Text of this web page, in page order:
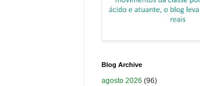
Blog Archive
agosto 2026 (96)